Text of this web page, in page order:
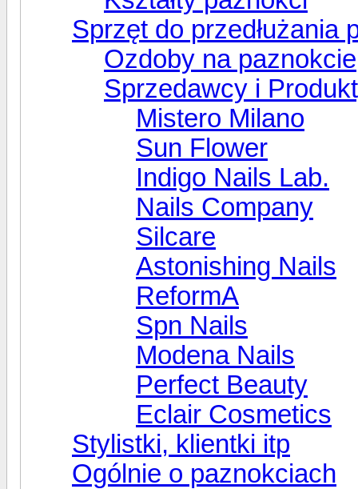
Sprzęt do przedłużania
Ozdoby na paznokcie
Sprzedawcy i
Mistero Milano
Sun Flower
Indigo Nails Lab.
Nails Company
Silcare
Astonishing Nails
ReformA
Spn Nails
Modena Nails
Perfect Beauty
Eclair Cosmetics
Stylistki, klientki itp
Ogólnie o paznokciach